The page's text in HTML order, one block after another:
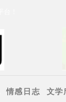
情感日志
文学